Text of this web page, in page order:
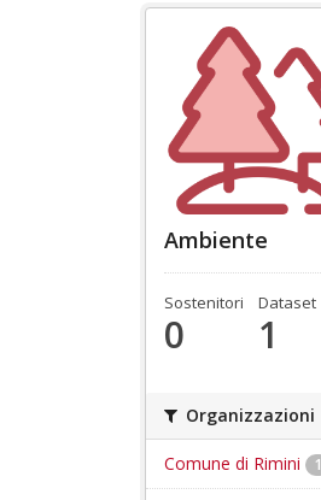
Ambiente
Sostenitori
0
Dataset
1
Organizzazioni
Comune di Rimini 1